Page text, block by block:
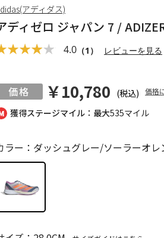
獲得ステージマイル：最大535マイル
ディゼロ ジャパン 7 /
4.0 （1） レビューを見る
￥10,780 (税込) 価格
ラー：ダッシュグレー/ソーラーオ
アディダス)